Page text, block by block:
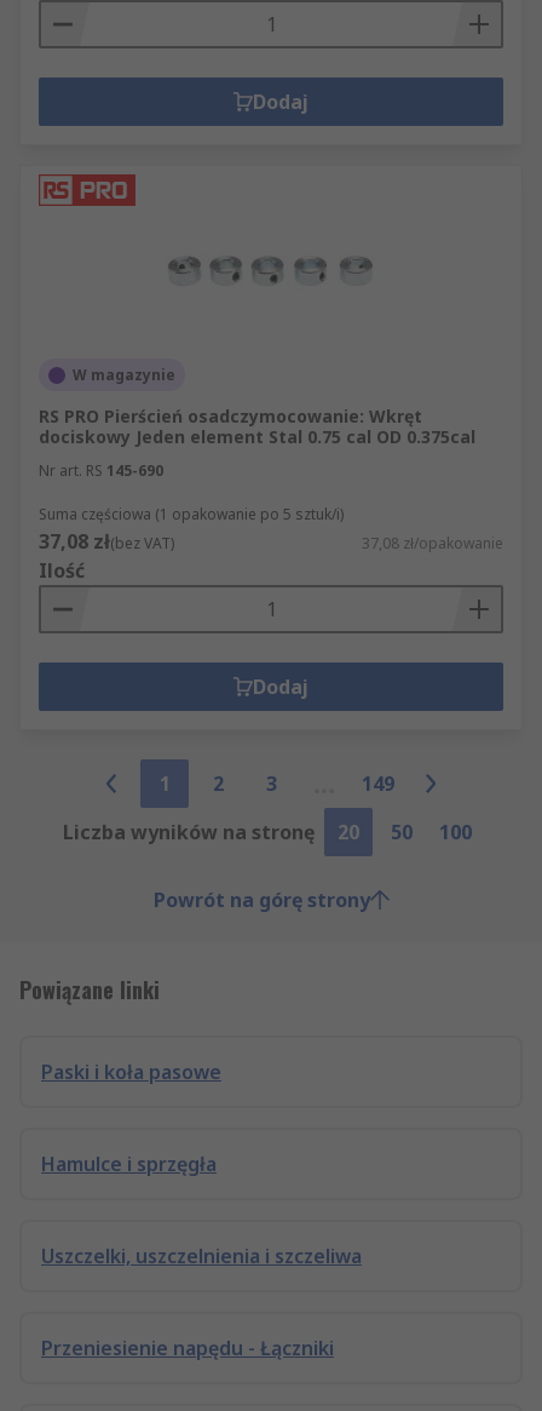
Dodaj
W magazynie
RS PRO Pierścień osadczymocowanie: Wkręt
dociskowy Jeden element Stal 0.75 cal OD 0.375cal
Nr art. RS 145-690
Suma częściowa (1 opakowanie po 5 sztuk/i)
37,08 zł(bez VAT) 37,08 zł/opakowanie
Ilość
Dodaj
1 2 3
149
Liczba wyników na stronę
20 50 100
Powrót na górę strony
Powiązane linki
Paski i koła pasowe
Hamulce i sprzęgła
Uszczelki, uszczelnienia i szczeliwa
Przeniesienie napędu - Łączniki